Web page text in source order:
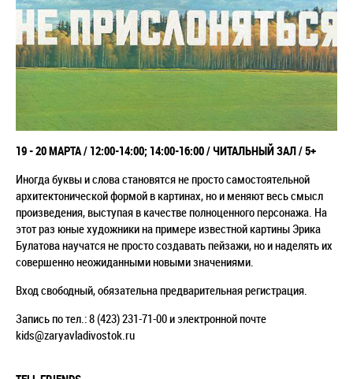
19 - 20 МАРТА / 12:00-14:00; 14:00-16:00 / ЧИТАЛЬНЫЙ ЗАЛ / 5+
Иногда буквы и слова становятся не просто самостоятельной
архитектонической формой в картинах, но и меняют весь смысл
произведения, выступая в качестве полноценного персонажа. На
этот раз юные художники на примере известной картины Эрика
Булатова научатся не просто создавать пейзажи, но и наделять их
совершенно неожиданными новыми значениями.
Вход свободный, обязательна предварительная регистрация.
Запись по тел.: 8 (423) 231-71-00 и электронной почте
kids@zaryavladivostok.ru